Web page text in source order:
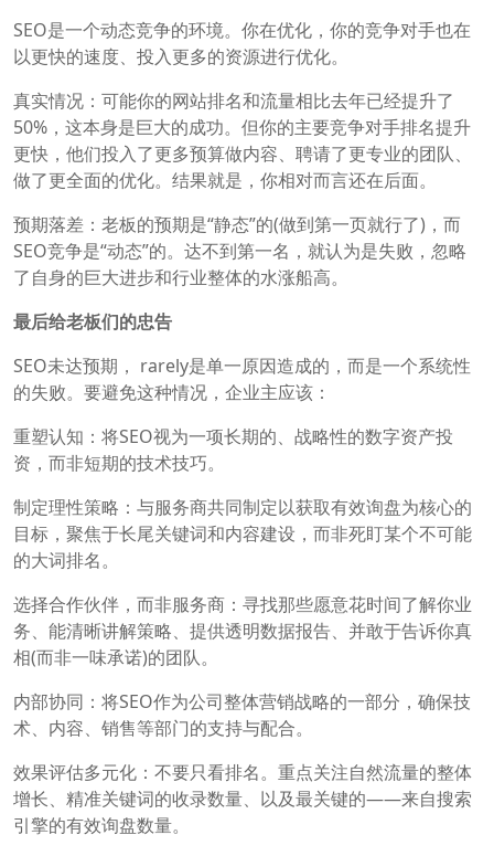
SEO是一个动态竞争的环境。你在优化，你的竞争对手也在
以更快的速度、投入更多的资源进行优化。
真实情况：可能你的网站排名和流量相比去年已经提升了
50%，这本身是巨大的成功。但你的主要竞争对手排名提升
更快，他们投入了更多预算做内容、聘请了更专业的团队、
做了更全面的优化。结果就是，你相对而言还在后面。
预期落差：老板的预期是“静态”的(做到第一页就行了)，而
SEO竞争是“动态”的。达不到第一名，就认为是失败，忽略
了自身的巨大进步和行业整体的水涨船高。
最后给老板们的忠告
SEO未达预期， rarely是单一原因造成的，而是一个系统性
的失败。要避免这种情况，企业主应该：
重塑认知：将SEO视为一项长期的、战略性的数字资产投
资，而非短期的技术技巧。
制定理性策略：与服务商共同制定以获取有效询盘为核心的
目标，聚焦于长尾关键词和内容建设，而非死盯某个不可能
的大词排名。
选择合作伙伴，而非服务商：寻找那些愿意花时间了解你业
务、能清晰讲解策略、提供透明数据报告、并敢于告诉你真
相(而非一味承诺)的团队。
内部协同：将SEO作为公司整体营销战略的一部分，确保技
术、内容、销售等部门的支持与配合。
效果评估多元化：不要只看排名。重点关注自然流量的整体
增长、精准关键词的收录数量、以及最关键的——来自搜索
引擎的有效询盘数量。